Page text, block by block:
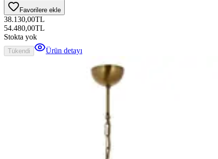
Favorilere ekle
38.130,00TL
54.480,00TL
Stokta yok
Tükendi Ürün detayı